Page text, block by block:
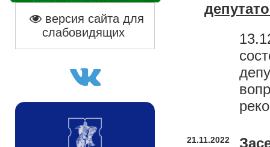
версия сайта для
слабовидящих
21.11.2022